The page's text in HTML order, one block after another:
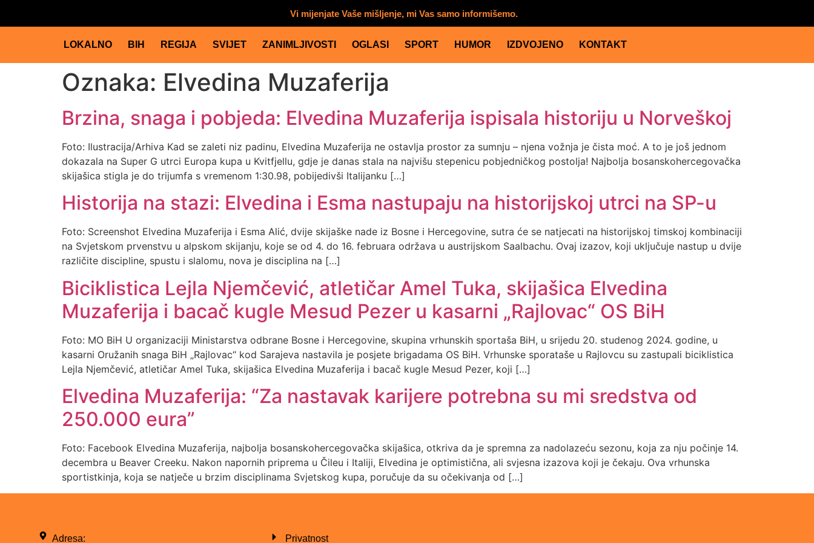
Vi mijenjate Vaše mišljenje, mi Vas samo informišemo.
LOKALNO BIH REGIJA SVIJET ZANIMLJIVOSTI OGLASI SPORT HUMOR IZDVOJENO KONTAKT
Oznaka: Elvedina Muzaferija
Brzina, snaga i pobjeda: Elvedina Muzaferija ispisala historiju u Norveškoj
Foto: Ilustracija/Arhiva Kad se zaleti niz padinu, Elvedina Muzaferija ne ostavlja prostor za sumnju – njena vožnja je čista moć. A to je još jednom
dokazala na Super G utrci Europa kupa u Kvitfjellu, gdje je danas stala na najvišu stepenicu pobjedničkog postolja! Najbolja bosanskohercegovačka
skijašica stigla je do trijumfa s vremenom 1:30.98, pobijedivši Italijanku […]
Historija na stazi: Elvedina i Esma nastupaju na historijskoj utrci na SP-u
Foto: Screenshot Elvedina Muzaferija i Esma Alić, dvije skijaške nade iz Bosne i Hercegovine, sutra će se natjecati na historijskoj timskoj kombinaciji
na Svjetskom prvenstvu u alpskom skijanju, koje se od 4. do 16. februara održava u austrijskom Saalbachu. Ovaj izazov, koji uključuje nastup u dvije
različite discipline, spustu i slalomu, nova je disciplina na […]
Biciklistica Lejla Njemčević, atletičar Amel Tuka, skijašica Elvedina
Muzaferija i bacač kugle Mesud Pezer u kasarni „Rajlovac“ OS BiH
Foto: MO BiH U organizaciji Ministarstva odbrane Bosne i Hercegovine, skupina vrhunskih sportaša BiH, u srijedu 20. studenog 2024. godine, u
kasarni Oružanih snaga BiH „Rajlovac“ kod Sarajeva nastavila je posjete brigadama OS BiH. Vrhunske sporataše u Rajlovcu su zastupali biciklistica
Lejla Njemčević, atletičar Amel Tuka, skijašica Elvedina Muzaferija i bacač kugle Mesud Pezer, koji […]
Elvedina Muzaferija: “Za nastavak karijere potrebna su mi sredstva od
250.000 eura”
Foto: Facebook Elvedina Muzaferija, najbolja bosanskohercegovačka skijašica, otkriva da je spremna za nadolazeću sezonu, koja za nju počinje 14.
decembra u Beaver Creeku. Nakon napornih priprema u Čileu i Italiji, Elvedina je optimistična, ali svjesna izazova koji je čekaju. Ova vrhunska
sportistkinja, koja se natječe u brzim disciplinama Svjetskog kupa, poručuje da su očekivanja od […]
Adresa: Privatnost